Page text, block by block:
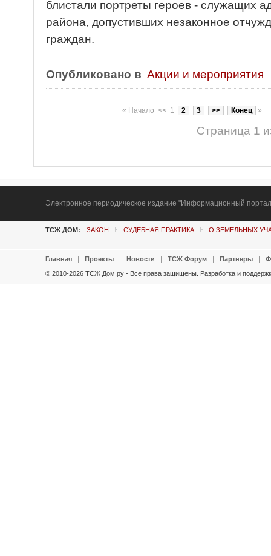
блистали портреты героев - служащих
района, допустивших незаконное
граждан.
Опубликовано в Акции и мероприятия
« Начало << 1 2 3 >> Конец »
Страница 1
Электронное периодическое издание "Информационный
ТСЖ ДОМ: ЗАКОН СУДЕБНАЯ ПРАКТИКА О ЗЕМЕЛЬНЫХ
Главная Проекты Новости ТСЖ Форум Партнеры
© 2010-2026 ТСЖ Дом.ру - Все права защищены. Разработка и